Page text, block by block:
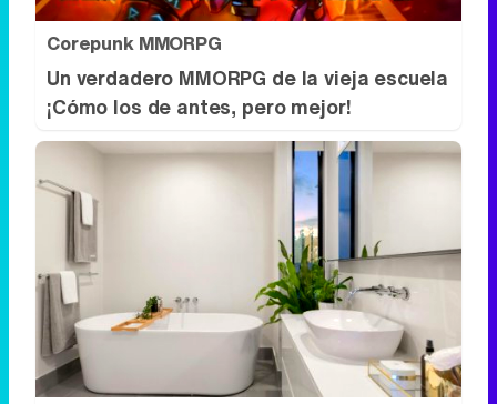
Corepunk MMORPG
Un verdadero MMORPG de la vieja escuela
¡Cómo los de antes, pero mejor!